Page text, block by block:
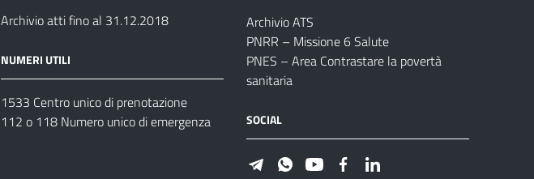
Archivio atti fino al 31.12.2018
NUMERI UTILI
1533 Centro unico di prenotazione
112 o 118 Numero unico di emergenza
Archivio ATS
PNRR – Missione 6 Salute
PNES – Area Contrastare la povertà
sanitaria
SOCIAL